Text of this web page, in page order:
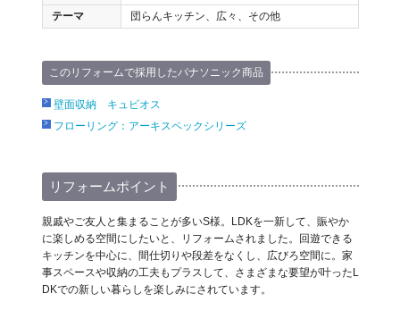
テーマ
団らんキッチン、広々、その他
このリフォームで採用したパナソニック商品
壁面収納 キュビオス
フローリング：アーキスペックシリーズ
リフォームポイント
親戚やご友人と集まることが多いS様。LDKを一新して、賑やか
に楽しめる空間にしたいと、リフォームされました。回遊できる
キッチンを中心に、間仕切りや段差をなくし、広びろ空間に。家
事スペースや収納の工夫もプラスして、さまざまな要望が叶ったL
DKでの新しい暮らしを楽しみにされています。